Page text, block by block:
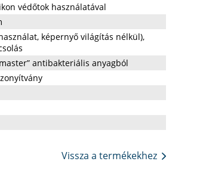
védőtok használatával
képernyő világítás nélkül),
antibakteriális anyagból
Vissza a termékekhez